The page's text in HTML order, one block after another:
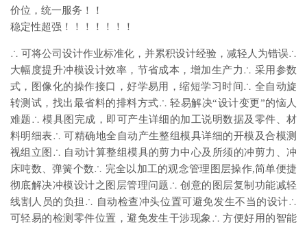
价位，统一服务！！
稳定性超强！！！！！！！
∴ 可将公司设计作业标准化，并累积设计经验，减轻人为错误∴
大幅度提升冲模设计效率，节省成本，增加生产力∴ 采用参数
式，图像化的操作接口，好学易用，缩短学习时间∴ 全自动旋
转测试，找出最省料的排料方式∴ 轻易解决“设计变更”的恼人
难题∴ 模具图完成，即可产生详细的加工说明数据及零件、材
料明细表∴ 可精确地全自动产生整组模具详细的开模及合模测
视组立图∴ 自动计算整组模具的剪力中心及所须的冲剪力、冲
床吨数、弹簧个数∴ 完全以加工的观念管理图层操作,简单便捷
彻底解决冲模设计之图层管理问题∴ 创意的图层复制功能减轻
线割人员的负担∴ 自动检查冲头位置可避免发生不当的设计∴
可轻易的检测零件位置，避免发生干涉现象∴ 方便好用的智能